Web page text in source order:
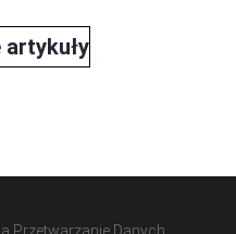
Przetwarzanie Danych